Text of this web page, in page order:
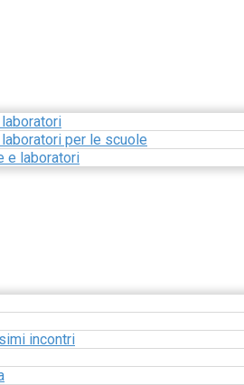
per le scuole
e laboratori
incontri